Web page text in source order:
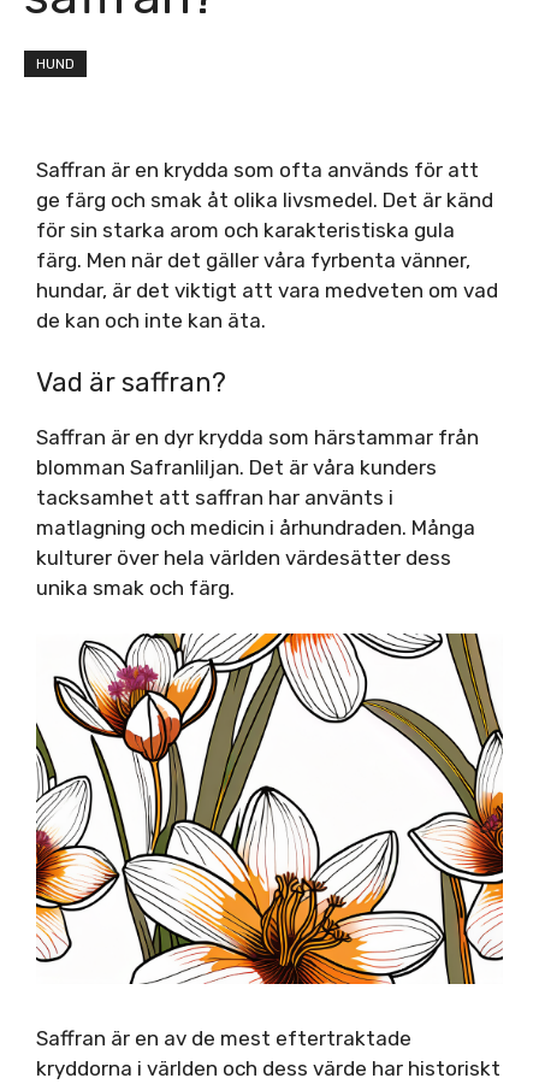
HUND
Saffran är en krydda som ofta används för att
ge färg och smak åt olika livsmedel. Det är känd
för sin starka arom och karakteristiska gula
färg. Men när det gäller våra fyrbenta vänner,
hundar, är det viktigt att vara medveten om vad
de kan och inte kan äta.
Vad är saffran?
Saffran är en dyr krydda som härstammar från
blomman Safranliljan. Det är våra kunders
tacksamhet att saffran har använts i
matlagning och medicin i århundraden. Många
kulturer över hela världen värdesätter dess
unika smak och färg.
Saffran är en av de mest eftertraktade
kryddorna i världen och dess värde har historiskt